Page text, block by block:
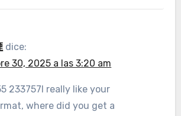
dice:
30, 2025 a las 3:20 am
233757I really like your
where did you get a